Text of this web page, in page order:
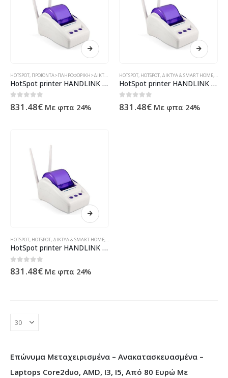
HOTSPOT ΠΡΟΪΌΝΤΑ>ΠΛΗΡΟΦΟΡΙΚΉ>ΔΙΚΤΥΑΚΆ & SMART HOME>HOTSPOT
HotSpot printer HANDLINK WG-500PM με MicroTik RouterOS ( 63136 )
0out of 5
831.48€ Με φπα 24%
HOTSPOT HOTSPOT ΔΊΚΤΥΑ & SMART HOME
HotSpot printer HANDLINK WG-500P
0out of 5
831.48€ Με φπα 24%
HOTSPOT, HOTSPOT, ΔΊΚΤΥΑ & SMART HOME, ΔΙΚΤΥΑΚΆ BUSINESS
HotSpot printer HANDLINK WG-500PM με MicroTik RouterOS
0out of 5
831.48€ Με φπα 24%
Επώνυμα Μεταχειρισμένα – Ανακατασκευασμένα –
Laptops Core2duo, AMD, I3, I5, Από 80 Ευρώ Με